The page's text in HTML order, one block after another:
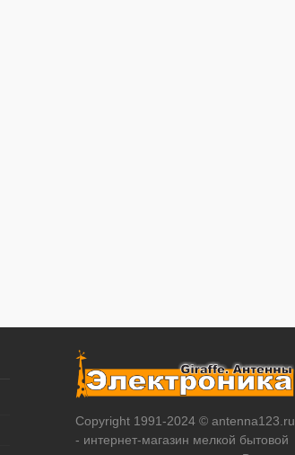
Copyright 1991-2024 © antenna123.ru
- интернет-магазин мелкой бытовой